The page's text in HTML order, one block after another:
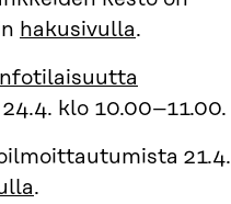
hakusivulla.
klo 10.00–11.00.
21.4.
.